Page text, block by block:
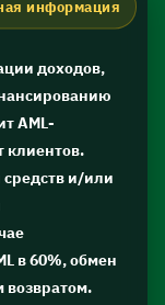
доходов,
AML-
клиентов.
средств и/или
в 60%, обмен
возвратом.